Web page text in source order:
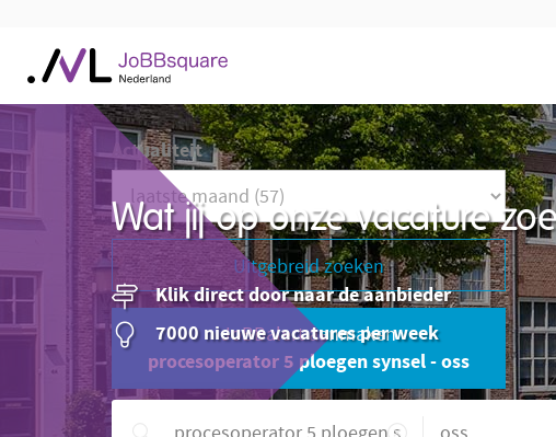
Wat jij op onze vacature
Klik direct door naar de aanbieder
7000 nieuwe vacatures per week
Actualiteit
Uitgebreid zoeken
JoBBalert aanmaken
procesoperator 5 ploegen synsel - oss